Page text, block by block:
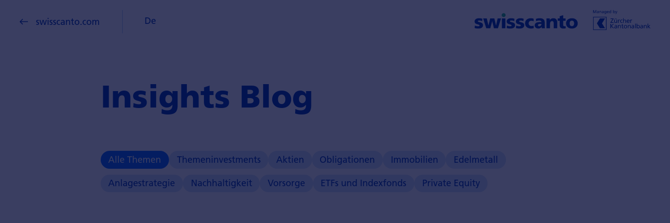
swisscanto.com De
Insights Blog
Alle Themen Themeninvestments Aktien Obligationen Immobilien Edelmetall
Anlagestrategie Nachhaltigkeit Vorsorge ETFs und Indexfonds Private Equity